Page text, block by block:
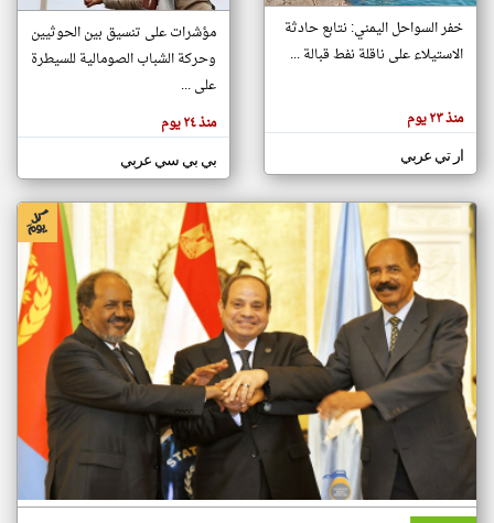
تغيير الدولة
اخبار الصومال على مدار الساعة
أهم اخبار الصومال العاجلة والمباشرة
المقالات
الموجوده
هنا عن
وجهة
نظر
كاتبيها.
خفر السواحل اليمني: نتابع حادثة
الاستيلاء على ناقلة نفط قبالة ...
منذ ٢٣ يوم
ار تي عربي
مؤشرات على تنسيق بين الحوثيين
وحركة الشباب الصومالية للسيطرة
على ...
منذ ٢٤ يوم
بي بي سي عربي
klyoum.com